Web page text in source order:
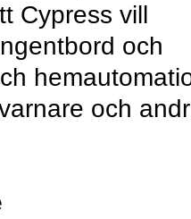
Cypress vill
och
och